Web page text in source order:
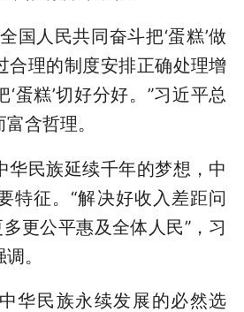
人民共同奋斗把‘蛋糕’做
合理的制度安排正确处理增
蛋糕’切好分好。”习近平总
含哲理。
民族延续千年的梦想，中
特征。“解决好收入差距问
更公平惠及全体人民”，习
。
民族永续发展的必然选